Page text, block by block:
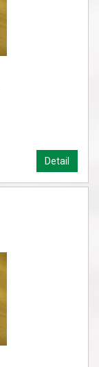
Detail